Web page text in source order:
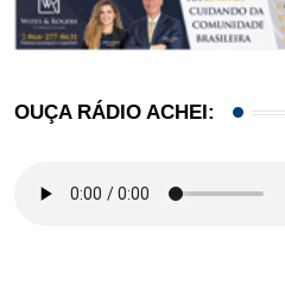
OUÇA RÁDIO ACHEI: